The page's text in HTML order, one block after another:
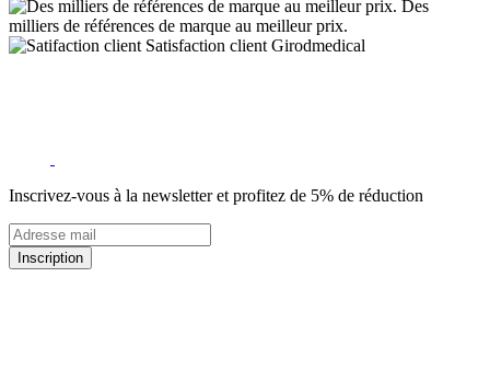
Des
milliers de références de marque au meilleur prix.
Satisfaction client Girodmedical
Inscrivez-vous à la newsletter et profitez de 5% de réduction
Inscription